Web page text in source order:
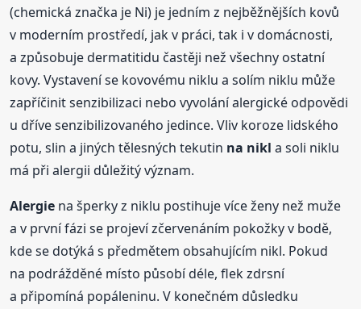
(chemická značka je Ni) je jedním z nejběžnějších kovů
v moderním prostředí, jak v práci, tak i v domácnosti,
a způsobuje dermatitidu častěji než všechny ostatní
kovy. Vystavení se kovovému niklu a solím niklu může
zapříčinit senzibilizaci nebo vyvolání alergické odpovědi
u dříve senzibilizovaného jedince. Vliv koroze lidského
potu, slin a jiných tělesných tekutin na nikl a soli niklu
má při alergii důležitý význam.
Alergie na šperky z niklu postihuje více ženy než muže
a v první fázi se projeví zčervenáním pokožky v bodě,
kde se dotýká s předmětem obsahujícím nikl. Pokud
na podrážděné místo působí déle, flek zdrsní
a připomíná popáleninu. V konečném důsledku